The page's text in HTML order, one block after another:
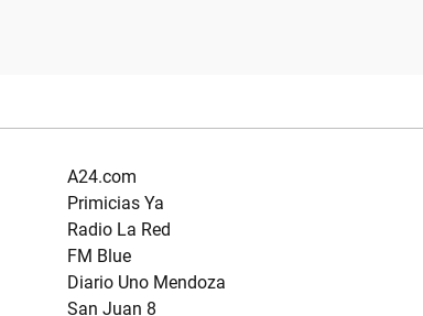
A24.com
Primicias Ya
Radio La Red
FM Blue
Diario Uno Mendoza
San Juan 8